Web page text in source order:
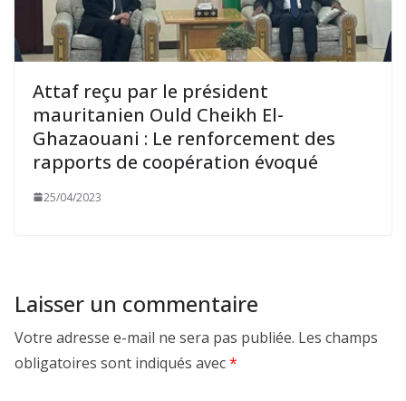
Attaf reçu par le président
mauritanien Ould Cheikh El-
Ghazaouani : Le renforcement des
rapports de coopération évoqué
25/04/2023
Laisser un commentaire
Votre adresse e-mail ne sera pas publiée. Les champs
obligatoires sont indiqués avec*